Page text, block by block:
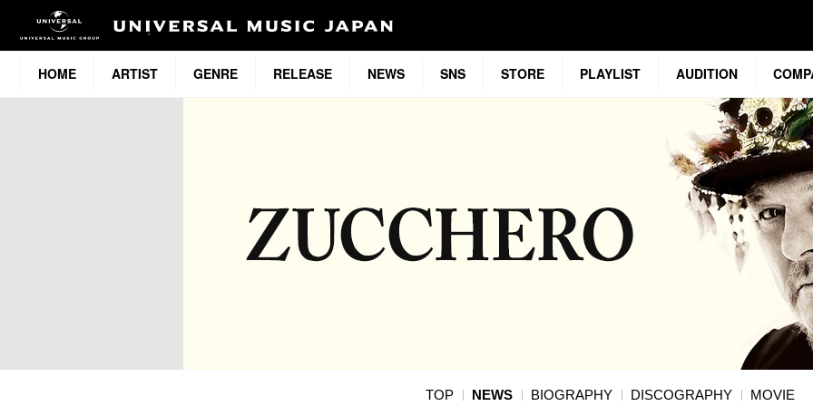
HOME ARTIST GENRE RELEASE NEWS SNS STORE PLAYLIST AUDITION
TOP NEWS BIOGRAPHY DISCOGRAPHY MOVIE